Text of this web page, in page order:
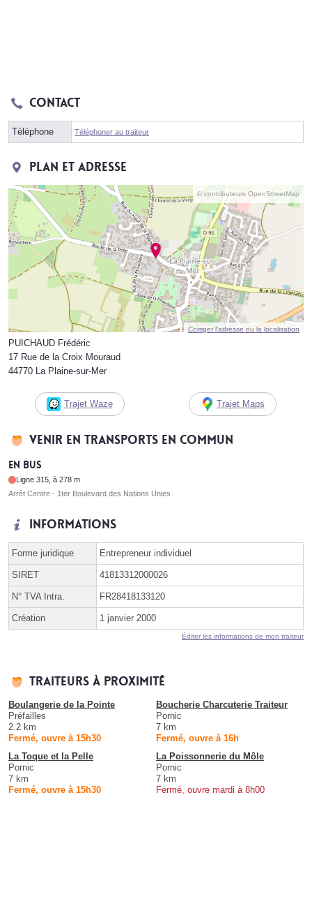
Contact
Téléphone Téléphoner au traiteur
Plan et adresse
© contributeurs OpenStreetMap
Corriger l’adresse ou la localisation
PUICHAUD Frédéric
17 Rue de la Croix Mouraud
44770 La Plaine-sur-Mer
Trajet Waze Trajet Maps
Venir en transports en commun
En bus
Ligne 315, à 278 m
Arrêt Centre - 1ter Boulevard des Nations Unies
Informations
Forme juridique Entrepreneur individuel
SIRET 41813312000026
N° TVA Intra. FR28418133120
Création 1 janvier 2000
Éditer les informations de mon traiteur
Traiteurs à proximité
Boulangerie de la Pointe
Préfailles
2.2 km
Fermé, ouvre à 15h30
Boucherie Charcuterie Traiteur
Pornic
7 km
Fermé, ouvre à 16h
La Toque et la Pelle
Pornic
7 km
Fermé, ouvre à 15h30
La Poissonnerie du Môle
Pornic
7 km
Fermé, ouvre mardi à 8h00